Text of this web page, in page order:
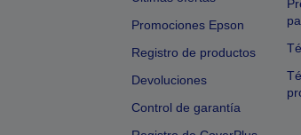
Promociones Epson
Registro de productos
Devoluciones
Control de garantía